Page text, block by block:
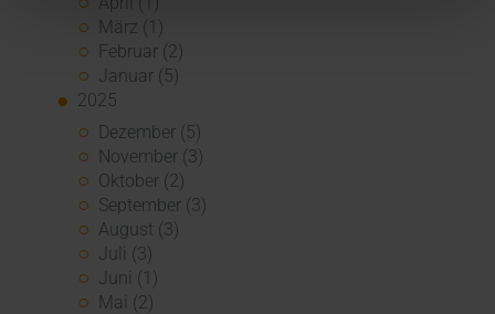
März (1)
Februar (2)
Januar (5)
2025
Dezember (5)
November (3)
Oktober (2)
September (3)
August (3)
Juli (3)
Juni (1)
Mai (2)